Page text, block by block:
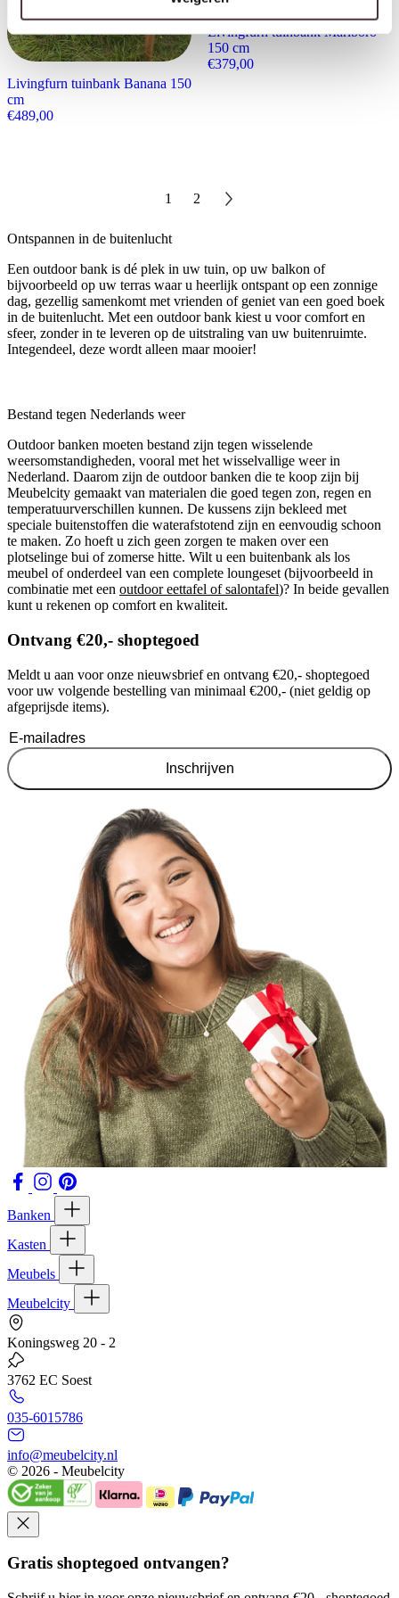
Livingfurn tuinbank Banana 150
cm
€489,00
Livingfurn tuinbank Marlboro
150 cm
€379,00
1 2
Ontspannen in de buitenlucht
Een outdoor bank is dé plek in uw tuin, op uw balkon of
bijvoorbeeld op uw terras waar u heerlijk ontspant op een zonnige
dag, gezellig samenkomt met vrienden of geniet van een goed boek
in de buitenlucht. Met een outdoor bank kiest u voor comfort en
sfeer, zonder in te leveren op de uitstraling van uw buitenruimte.
Integendeel, deze wordt alleen maar mooier!
Bestand tegen Nederlands weer
Outdoor banken moeten bestand zijn tegen wisselende
weersomstandigheden, vooral met het wisselvallige weer in
Nederland. Daarom zijn de outdoor banken die te koop zijn bij
Meubelcity gemaakt van materialen die goed tegen zon, regen en
temperatuurverschillen kunnen. De kussens zijn bekleed met
speciale buitenstoffen die waterafstotend zijn en eenvoudig schoon
te maken. Zo hoeft u zich geen zorgen te maken over een
plotselinge bui of zomerse hitte. Wilt u een buitenbank als los
meubel of onderdeel van een complete loungeset (bijvoorbeeld in
combinatie met een outdoor eettafel of salontafel)? In beide gevallen
kunt u rekenen op comfort en kwaliteit.
Ontvang €20,- shoptegoed
Meldt u aan voor onze nieuwsbrief en ontvang €20,- shoptegoed
voor uw volgende bestelling van minimaal €200,- (niet geldig op
afgeprijsde items).
Inschrijven
Banken
Kasten
Meubels
Meubelcity
Koningsweg 20 - 2
3762 EC Soest
035-6015786
info@meubelcity.nl
© 2026 - Meubelcity
Gratis shoptegoed ontvangen?